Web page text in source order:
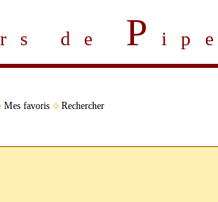
de P ipe
Mes favoris Rechercher